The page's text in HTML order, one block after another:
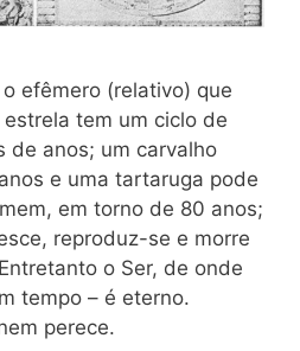
efêmero (relativo) que
tem um ciclo de
de anos; um carvalho
e uma tartaruga pode
em torno de 80 anos;
reproduz-se e morre
o Ser, de onde
tempo – é eterno.
perece.